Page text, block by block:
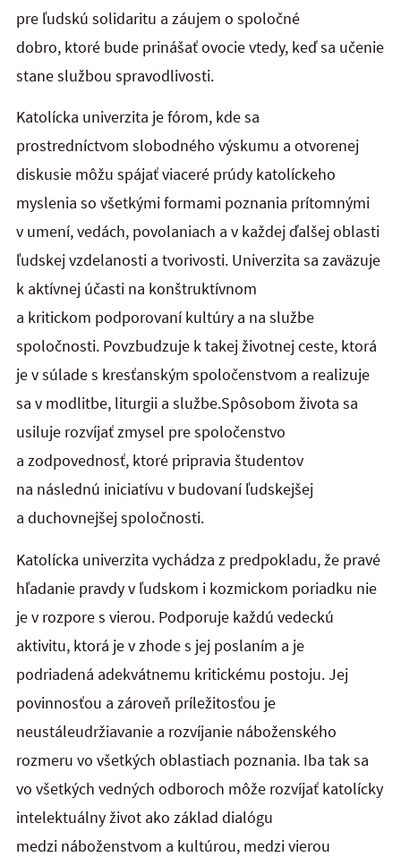
pre ľudskú solidaritu a záujem o spoločné
dobro, ktoré bude prinášať ovocie vtedy, keď sa učenie
stane službou spravodlivosti.
Katolícka univerzita je fórom, kde sa
prostredníctvom slobodného výskumu a otvorenej
diskusie môžu spájať viaceré prúdy katolíckeho
myslenia so všetkými formami poznania prítomnými
v umení, vedách, povolaniach a v každej ďalšej oblasti
ľudskej vzdelanosti a tvorivosti. Univerzita sa zaväzuje
k aktívnej účasti na konštruktívnom
a kritickom podporovaní kultúry a na službe
spoločnosti. Povzbudzuje k takej životnej ceste, ktorá
je v súlade s kresťanským spoločenstvom a realizuje
sa v modlitbe, liturgii a službe.Spôsobom života sa
usiluje rozvíjať zmysel pre spoločenstvo
a zodpovednosť, ktoré pripravia študentov
na následnú iniciatívu v budovaní ľudskejšej
a duchovnejšej spoločnosti.
Katolícka univerzita vychádza z predpokladu, že pravé
hľadanie pravdy v ľudskom i kozmickom poriadku nie
je v rozpore s vierou. Podporuje každú vedeckú
aktivitu, ktorá je v zhode s jej poslaním a je
podriadená adekvátnemu kritickému postoju. Jej
povinnosťou a zároveň príležitosťou je
neustáleudržiavanie a rozvíjanie náboženského
rozmeru vo všetkých oblastiach poznania. Iba tak sa
vo všetkých vedných odboroch môže rozvíjať katolícky
intelektuálny život ako základ dialógu
medzi náboženstvom a kultúrou, medzi vierou